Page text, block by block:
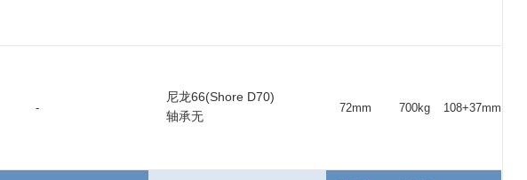
-
尼龙66(Shore D70)
轴承无
72mm 700kg 108+37mm